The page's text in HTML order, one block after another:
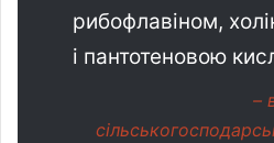
рибофлавіном,
і пантотеновою
–